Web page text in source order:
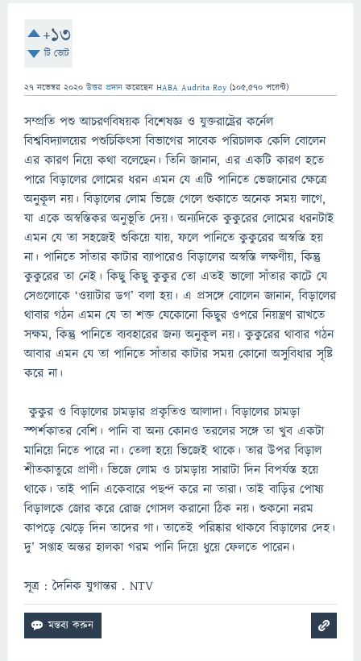
+13
টি ভোট
27 নভেম্বর 2020 উত্তর প্রদান করেছেন HABA Audrita Roy (105,570 পয়েন্ট)
সম্প্রতি পশু আচরণবিষয়ক বিশেষজ্ঞ ও যুক্তরাষ্ট্রের কর্নেল
বিশ্ববিদ্যালয়ের পশুচিকিৎসা বিভাগের সাবেক পরিচালক কেলি বোলেন
এর কারণ নিয়ে কথা বলেছেন। তিনি জানান, এর একটি কারণ হতে
পারে বিড়ালের লোমের ধরন এমন যে এটি পানিতে ভেজানোর ক্ষেত্রে
অনুকূল নয়। বিড়ালের লোম ভিজে গেলে শুকাতে অনেক সময় লাগে,
যা একে অস্বস্তিকর অনুভূতি দেয়। অন্যদিকে কুকুরের লোমের ধরনটাই
এমন যে তা সহজেই শুকিয়ে যায়, ফলে পানিতে কুকুরের অস্বস্তি হয়
না। পানিতে সাঁতার কাটার ব্যাপারেও বিড়ালের অস্বস্তি লক্ষণীয়, কিন্তু
কুকুরের তা নেই। কিছু কিছু কুকুর তো এতই ভালো সাঁতার কাটে যে
সেগুলোকে ‘ওয়াটার ডগ’ বলা হয়। এ প্রসঙ্গে বোলেন জানান, বিড়ালের
থাবার গঠন এমন যে তা শক্ত যেকোনো কিছুর ওপরে নিয়ন্ত্রণ রাখতে
সক্ষম, কিন্তু পানিতে ব্যবহারের জন্য অনুকূল নয়। কুকুরের থাবার গঠন
আবার এমন যে তা পানিতে সাঁতার কাটার সময় কোনো অসুবিধার সৃষ্টি
করে না।
কুকুর ও বিড়ালের চামড়ার প্রকৃতিও আলাদা। বিড়ালের চামড়া
স্পর্শকাতর বেশি। পানি বা অন্য কোনও তরলের সঙ্গে তা খুব একটা
মানিয়ে নিতে পারে না। তেলা হয়ে ভিজেই থাকে। তার উপর বিড়াল
শীতকাতুরে প্রাণী। ভিজে লোম ও চামড়ায় সারাটা দিন বিপর্যস্ত হয়ে
থাকে। তাই পানি একেবারে পছন্দ করে না তারা। তাই বাড়ির পোষ্য
বিড়ালকে জোর করে রোজ গোসল করানো ঠিক নয়। শুকনো নরম
কাপড়ে ঝেড়ে দিন তাদের গা। তাতেই পরিষ্কার থাকবে বিড়ালের দেহ।
দু’ সপ্তাহ অন্তর হালকা গরম পানি দিয়ে ধুয়ে ফেলতে পারেন।
সূত্র : দৈনিক যুগান্তর . NTV